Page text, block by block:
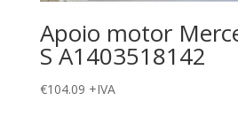
Apoio motor
S A1403518142
€104.09 +IVA